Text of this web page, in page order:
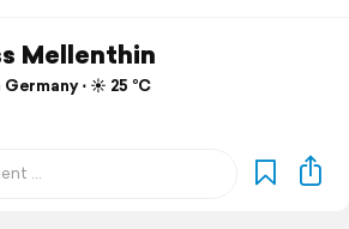
Mellenthin
Germany ⋅ ☀️ 25 °C